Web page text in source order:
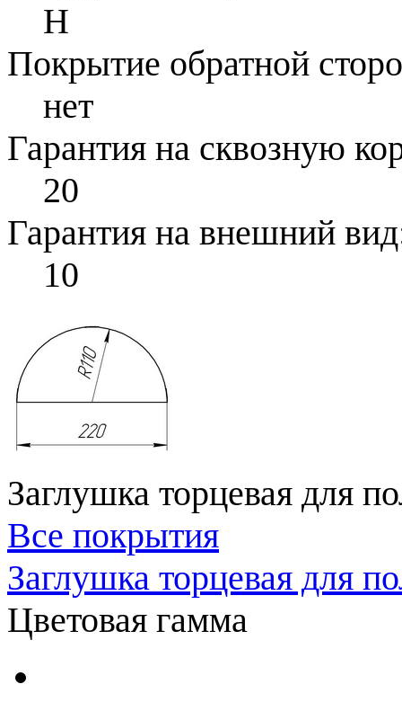
Н
Покрытие обратной
нет
Гарантия на сквозную
20
Гарантия на внешний
10
Заглушка торцевая для
Все покрытия
Заглушка торцевая для
Цветовая гамма